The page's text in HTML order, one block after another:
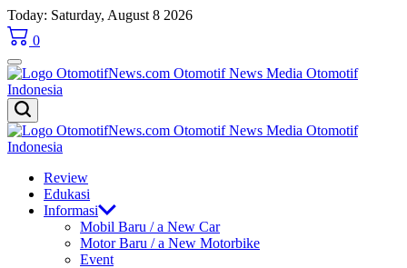
Skip
to
content
Today: Saturday, August 8 2026
0
OtomotifNews.com
OtomotifNews.com
Review
Edukasi
Informasi
Mobil Baru / a New Car
Motor Baru / a New Motorbike
Event